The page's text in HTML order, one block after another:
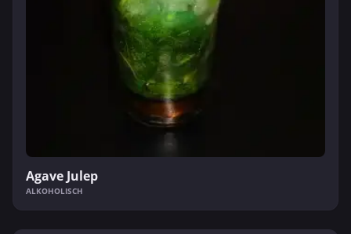
Agave Julep
ALKOHOLISCH